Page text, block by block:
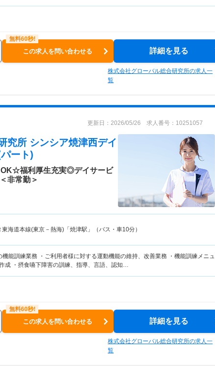
この求人を問い合わせる 詳細を見る
株式会社グローバル総合研究所の求人一
覧
更新日：2026/05/26 求人番号：10251057
究所 シンシア焼津西デイ
ート)
OK☆福利厚生充実◎デイサービ
非常勤＞
東海道本線(東京－熱海)「焼津駅」（バス・車10分）
機能訓練業務 ・ご利用者様に対する運動機能の維持、改善業務 ・機能訓練メニュ
成 ・摂食嚥下障害の訓練、指導、言語、認知…
この求人を問い合わせる 詳細を見る
株式会社グローバル総合研究所の求人一
覧